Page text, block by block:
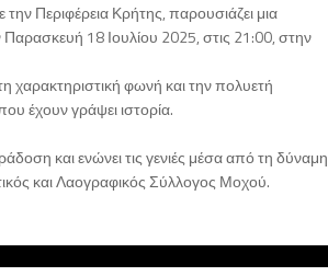
Περιφέρεια Κρήτης, παρουσιάζει μια
18 Ιουλίου 2025, στις 21:00, στην
χαρακτηριστική φωνή και την πολυετή
έχουν γράψει ιστορία.
και ενώνει τις γενιές μέσα από τη δύναμη
και Λαογραφικός Σύλλογος Μοχού.